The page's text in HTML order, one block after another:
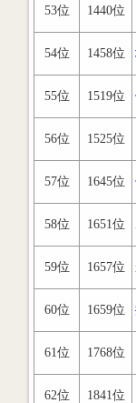
53位 1440位
54位 1458位
55位 1519位
56位 1525位
57位 1645位
58位 1651位
59位 1657位
60位 1659位
61位 1768位
62位 1841位